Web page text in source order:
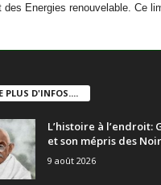
Energies renouvelable. Ce
PLUS D'INFOS....
L’histoire à l’endroit:
et son mépris des
9 août 2026